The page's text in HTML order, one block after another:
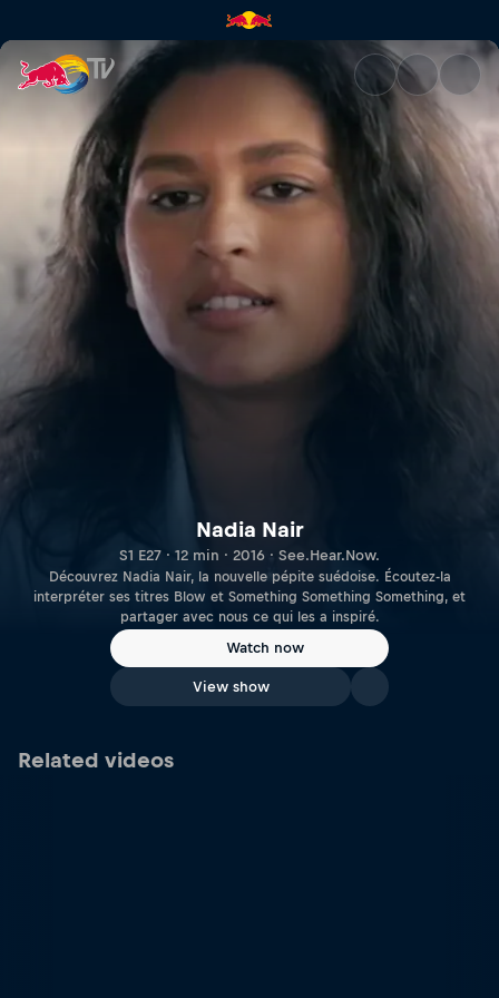
Nadia Nair | Red Bull TV
Nadia Nair
S1 E27 · 12 min · 2016 · See.Hear.Now.
Découvrez Nadia Nair, la nouvelle pépite suédoise. Écoutez-la
interpréter ses titres Blow et Something Something Something, et
partager avec nous ce qui les a inspiré.
Watch now
View show
Related videos